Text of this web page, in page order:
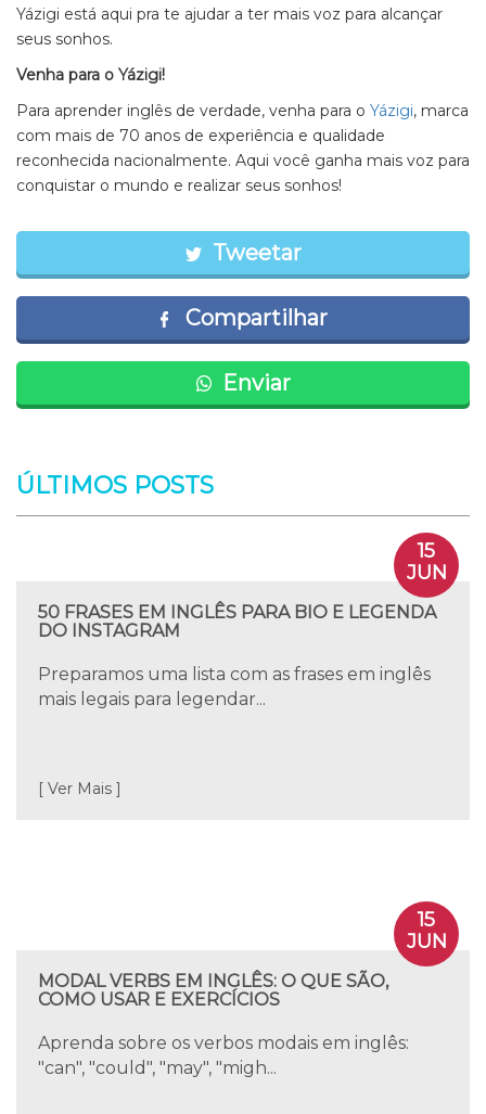
Yázigi está aqui pra te ajudar a ter mais voz para alcançar
seus sonhos.
Venha para o Yázigi!
Para aprender inglês de verdade, venha para o Yázigi, marca
com mais de 70 anos de experiência e qualidade
reconhecida nacionalmente. Aqui você ganha mais voz para
conquistar o mundo e realizar seus sonhos!
Tweetar
Compartilhar
Enviar
ÚLTIMOS POSTS
15
JUN
50 FRASES EM INGLÊS PARA BIO E LEGENDA
DO INSTAGRAM
Preparamos uma lista com as frases em inglês
mais legais para legendar...
[ Ver Mais ]
15
JUN
MODAL VERBS EM INGLÊS: O QUE SÃO,
COMO USAR E EXERCÍCIOS
Aprenda sobre os verbos modais em inglês:
"can", "could", "may", "migh...